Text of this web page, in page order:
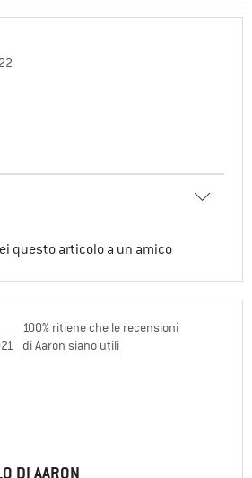
questo articolo a un amico
100% ritiene che le recensioni
di Aaron siano utili
DI AARON